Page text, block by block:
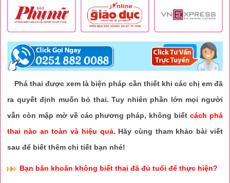
Phá thai được xem là biện pháp cần thiết khi các chị em đã
ra quyết định muốn bỏ thai. Tuy nhiên phần lớn mọi người
vẫn còn mập mờ về các phương pháp, không biết cách phá
thai nào an toàn và hiệu quả. Hãy cùng tham khảo bài viết
sau để biết thêm chi tiết bạn nhé!
Bạn băn khoăn không biết thai đã đủ tuổi để thực hiện?